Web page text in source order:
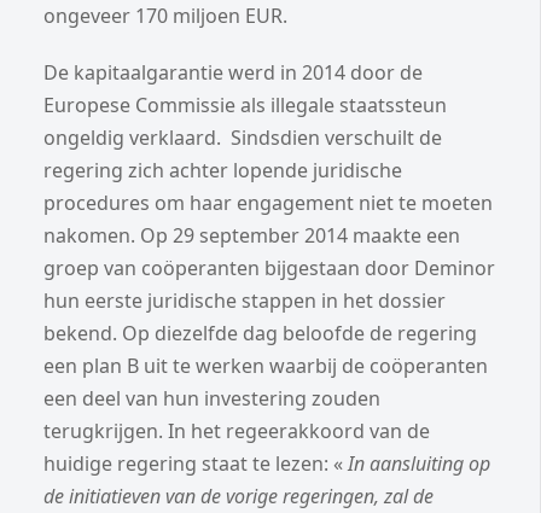
ongeveer 170 miljoen EUR.
De kapitaalgarantie werd in 2014 door de
Europese Commissie als illegale staatssteun
ongeldig verklaard. Sindsdien verschuilt de
regering zich achter lopende juridische
procedures om haar engagement niet te moeten
nakomen. Op 29 september 2014 maakte een
groep van coöperanten bijgestaan door Deminor
hun eerste juridische stappen in het dossier
bekend. Op diezelfde dag beloofde de regering
een plan B uit te werken waarbij de coöperanten
een deel van hun investering zouden
terugkrijgen. In het regeerakkoord van de
huidige regering staat te lezen: «In aansluiting op
de initiatieven van de vorige regeringen, zal de